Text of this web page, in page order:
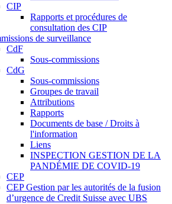
CIP
Rapports et procédures de
consultation des CIP
de surveillance
CdF
Sous-commissions
CdG
Sous-commissions
Groupes de travail
Attributions
Rapports
Documents de base / Droits à
l'information
Liens
INSPECTION GESTION DE LA
PANDÉMIE DE COVID-19
CEP
CEP Gestion par les autorités de la fusion
d’urgence de Credit Suisse avec UBS